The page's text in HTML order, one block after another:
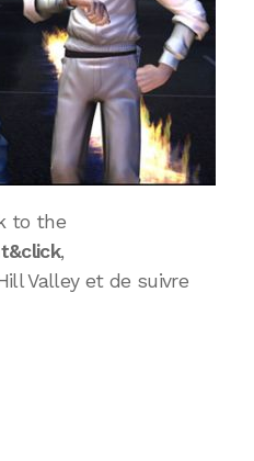
to the
,
Valley et de suivre